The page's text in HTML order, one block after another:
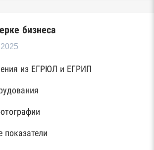
бизнеса
из ЕГРЮЛ и ЕГРИП
показатели